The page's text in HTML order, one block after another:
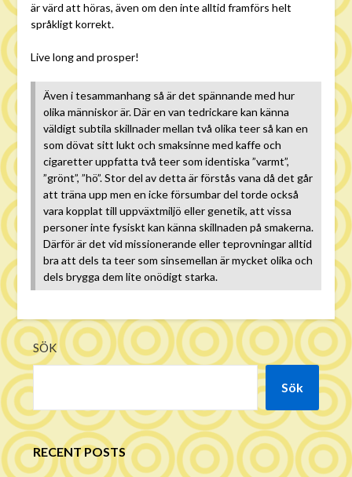
är värd att höras, även om den inte alltid framförs helt
språkligt korrekt.
Live long and prosper!
Även i tesammanhang så är det spännande med hur
olika människor är. Där en van tedrickare kan känna
väldigt subtila skillnader mellan två olika teer så kan en
som dövat sitt lukt och smaksinne med kaffe och
cigaretter uppfatta två teer som identiska ”varmt”,
”grönt”, ”hö”. Stor del av detta är förstås vana då det går
att träna upp men en icke försumbar del torde också
vara kopplat till uppväxtmiljö eller genetik, att vissa
personer inte fysiskt kan känna skillnaden på smakerna.
Därför är det vid missionerande eller teprovningar alltid
bra att dels ta teer som sinsemellan är mycket olika och
dels brygga dem lite onödigt starka.
SÖK
Sök
RECENT POSTS